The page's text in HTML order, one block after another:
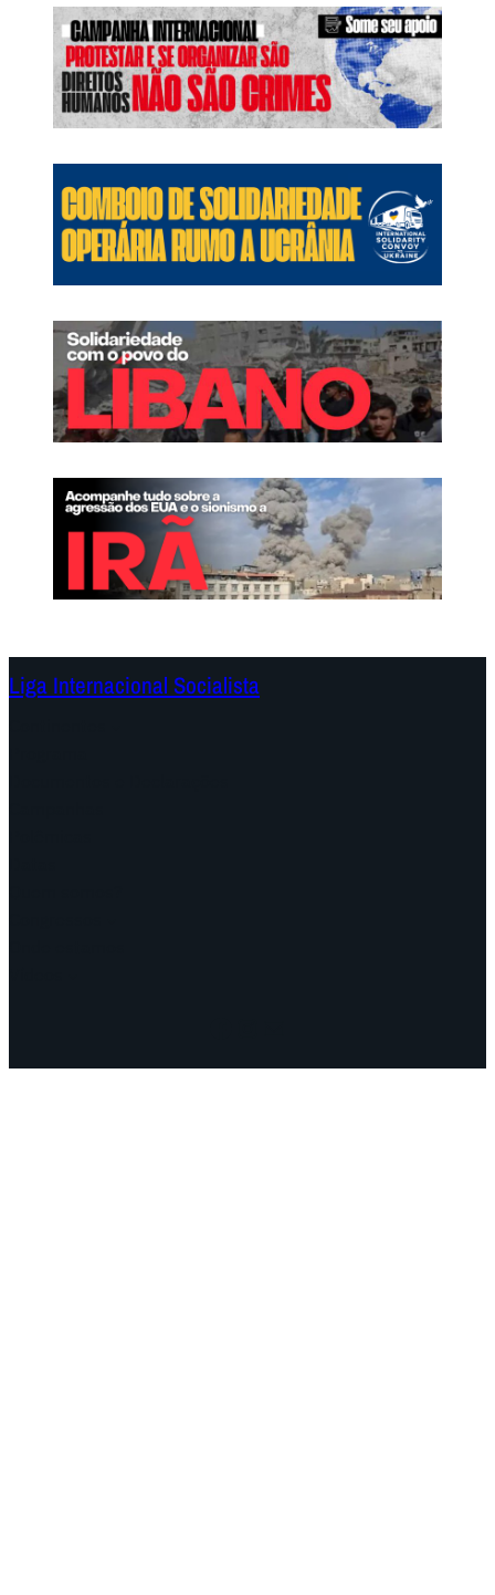
Liga Internacional Socialista